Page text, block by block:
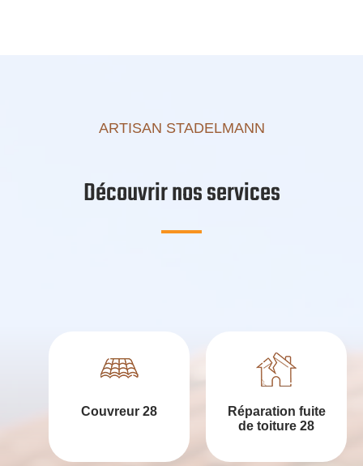
ARTISAN STADELMANN
Découvrir nos services
Couvreur 28
Réparation fuite
de toiture 28